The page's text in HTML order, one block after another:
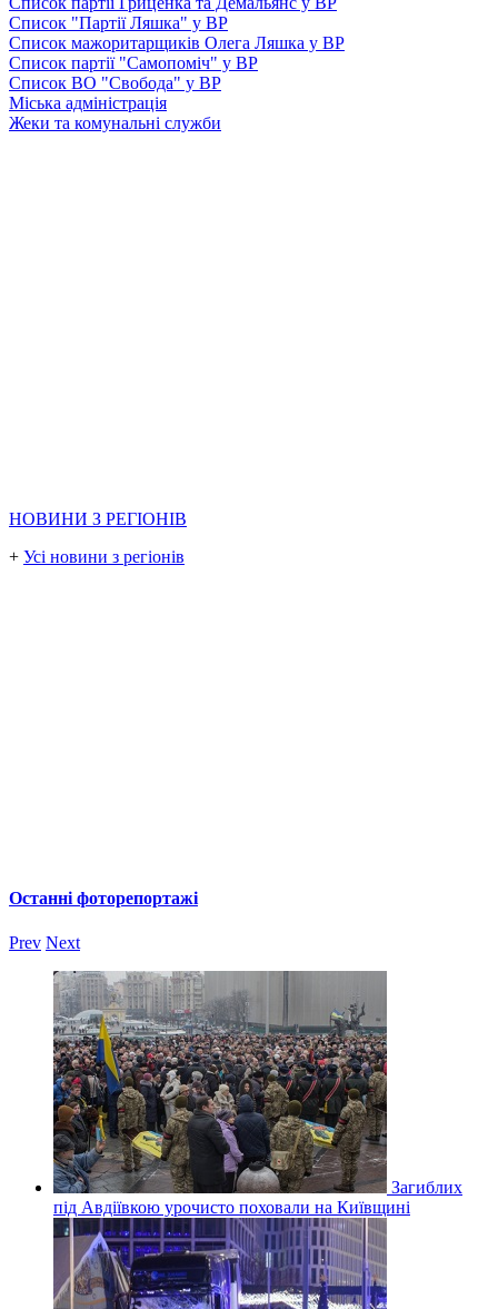
Список "Партії Ляшка" у ВР
Список мажоритарщиків Олега Ляшка у ВР
Список партії "Самопоміч" у ВР
Список ВО "Свобода" у ВР
Міська адміністрація
Жеки та комунальні служби
НОВИНИ З РЕГІОНІВ
+ Усі новини з регіонів
Останні фоторепортажі
Prev Next
Загиблих
під Авдіївкою урочисто поховали на Київщині